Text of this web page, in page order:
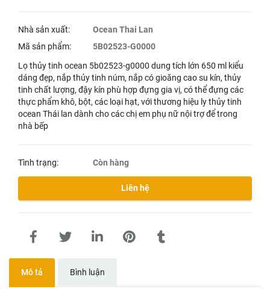
Nhà sản xuất:
Ocean Thai Lan
Mã sản phẩm:
5B02523-G0000
Lọ thủy tinh ocean 5b02523-g0000 dung tích lớn 650 ml kiểu
dáng đẹp, nắp thủy tinh núm, nắp có gioăng cao su kín, thủy
tinh chất lượng, đậy kín phù hợp đựng gia vị, có thể đựng các
thực phẩm khô, bột, các loại hạt, với thương hiệu ly thủy tinh
ocean Thái lan dành cho các chị em phụ nữ nội trợ để trong
nhà bếp
Tình trạng: Còn hàng
Liên hệ
Mô tả Bình luận